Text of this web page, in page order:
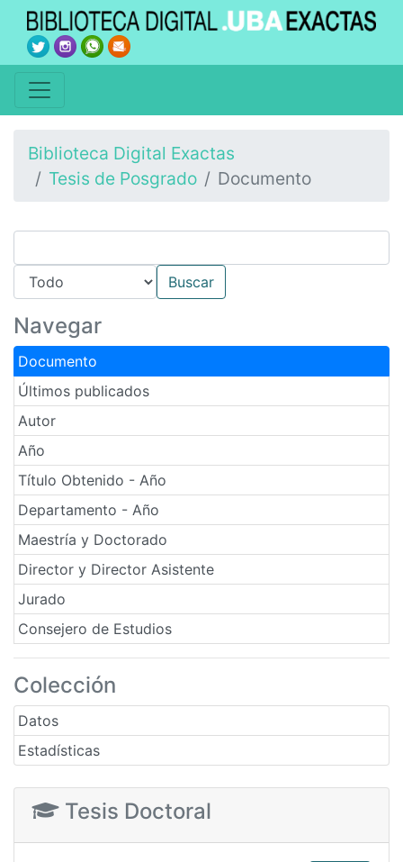
Biblioteca Digital Exactas
Tesis de Posgrado
Documento
Navegar
Documento
Últimos publicados
Autor
Año
Título Obtenido - Año
Departamento - Año
Maestría y Doctorado
Director y Director Asistente
Jurado
Consejero de Estudios
Colección
Datos
Estadísticas
Tesis Doctoral